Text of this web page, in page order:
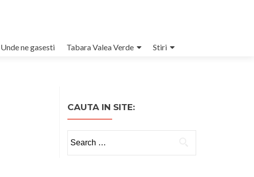
Unde ne gasesti Tabara Valea Verde Stiri
CAUTA IN SITE:
for: